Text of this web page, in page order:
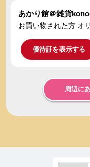
あかり館＠雑貨
お買い物された方 オ
優待証を表示する
周辺に